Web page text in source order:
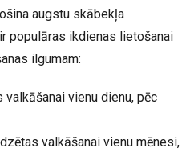
augstu skābekļa
populāras ikdienas lietošanai
ilgumam:
vienu dienu, pēc
valkāšanai vienu mēnesi,